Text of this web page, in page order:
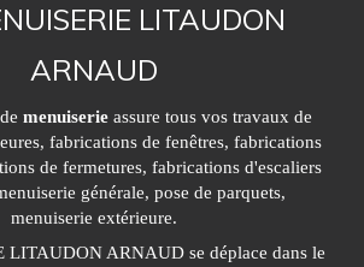
LITAUDON
ARNAUD
menuiserie assure tous vos travaux de
fabrications de fenêtres, fabrications
de fermetures, fabrications d'escaliers
générale, pose de parquets,
menuiserie extérieure.
LITAUDON ARNAUD se déplace dans le